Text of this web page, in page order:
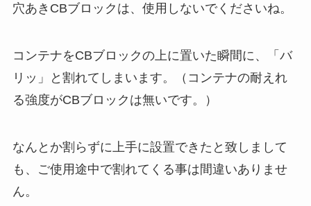
穴あきCBブロックは、使用しないでくださいね。
コンテナをCBブロックの上に置いた瞬間に、「バ
リッ」と割れてしまいます。（コンテナの耐えれ
る強度がCBブロックは無いです。）
なんとか割らずに上手に設置できたと致しまして
も、ご使用途中で割れてくる事は間違いありませ
ん。